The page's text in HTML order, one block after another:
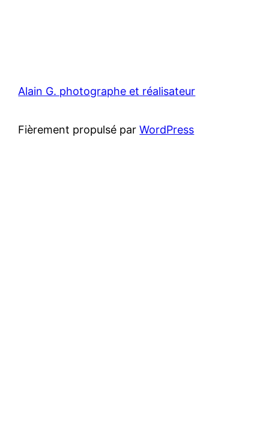
Alain G. photographe et réalisateur
Fièrement propulsé parWordPress